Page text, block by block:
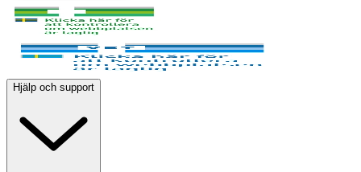
Hjälp och support